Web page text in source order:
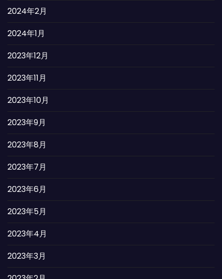
2024年2月
2024年1月
2023年12月
2023年11月
2023年10月
2023年9月
2023年8月
2023年7月
2023年6月
2023年5月
2023年4月
2023年3月